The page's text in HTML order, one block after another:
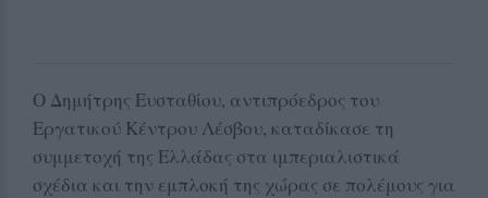
Ο Δημήτρης Ευσταθίου, αντιπρόεδρος του
Εργατικού Κέντρου Λέσβου, καταδίκασε τη
συμμετοχή της Ελλάδας στα ιμπεριαλιστικά
σχέδια και την εμπλοκή της χώρας σε πολέμους για